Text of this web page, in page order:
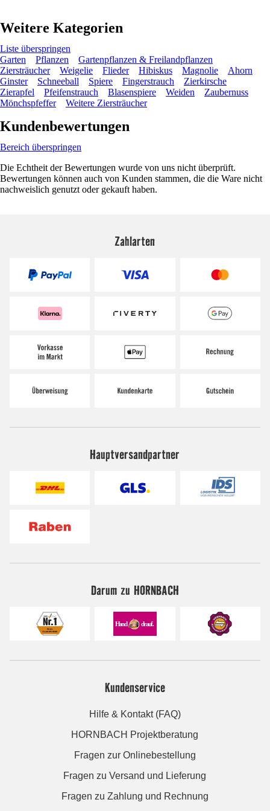
Weitere Kategorien
Liste überspringen
Garten
Pflanzen
Gartenpflanzen & Freilandpflanzen
Ziersträucher
Weigelie Flieder Hibiskus Magnolie
Ahorn
Ginster
Schneeball Spiere Fingerstrauch
Zierkirsche
Zierapfel
Pfeifenstrauch Blasenspiere Weiden
Zaubernuss
Mönchspfeffer
Weitere Ziersträucher
Kundenbewertungen
Bereich überspringen
Die Echtheit der Bewertungen wurde von uns nicht überprüft.
Bewertungen können auch von Kunden stammen, die die Ware nicht
nachweislich genutzt oder gekauft haben.
Zahlarten
Hauptversandpartner
Darum zu HORNBACH
Kundenservice
Hilfe & Kontakt (FAQ)
HORNBACH Projektberatung
Fragen zur Onlinebestellung
Fragen zu Versand und Lieferung
Fragen zu Zahlung und Rechnung